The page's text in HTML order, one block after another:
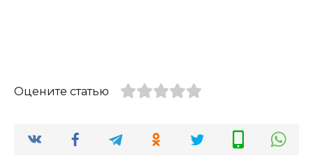
Оцените статью